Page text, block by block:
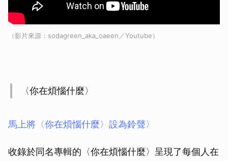
（影片來源：sodagreen_aka_oaeen／Youtube）
〈你在煩惱什麼〉
馬上將〈你在煩惱什麼〉設為鈴聲〉
收錄於同名專輯的〈你在煩惱什麼〉呈現了每個人在